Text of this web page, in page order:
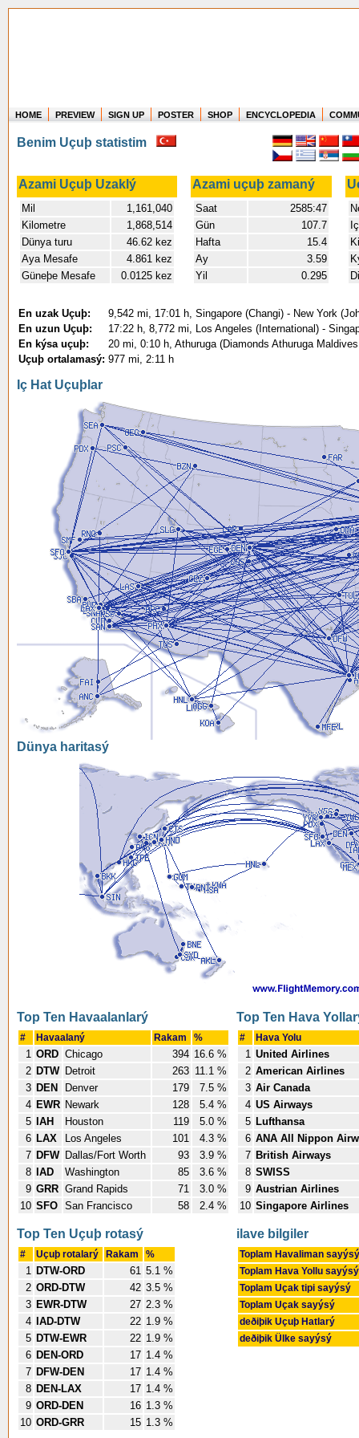
Where in the world have you flown?
How long have you been in the air?
Create your own FlightMemory and see!
HOME PREVIEW SIGN UP POSTER SHOP ENCYCLOPEDIA
Benim Uçuþ statistim
Azami Uçuþ Uzaklý Azami uçuþ zamaný
Mil
1,161,040
Kilometre
1,868,514
Dünya turu
46.62 kez
Aya Mesafe
4.861 kez
Güneþe Mesafe
0.0125 kez
Saat
2585:47
Gün
107.7
Hafta
15.4
Ay
3.59
Yil
0.295
En uzak Uçuþ:
9,542 mi, 17:01 h, Singapore (Changi) - New York
En uzun Uçuþ:
17:22 h, 8,772 mi, Los Angeles (International) -
En kýsa uçuþ:
20 mi, 0:10 h, Athuruga (Diamonds Athuruga
Uçuþ ortalamasý: 977 mi, 2:11 h
Iç Hat Uçuþlar
Dünya haritasý
Top Ten Havaalanlarý
# Havaalaný Rakam %
1 ORD Chicago 394 16.6 %
2 DTW Detroit 263 11.1 %
3 DEN Denver 179
7.5 %
4 EWR Newark 128
5.4 %
5
IAH Houston 119
5.0 %
6 LAX Los Angeles 101
4.3 %
7 DFW Dallas/Fort Worth 93
3.9 %
8
IAD Washington 85
3.6 %
9 GRR Grand Rapids 71
3.0 %
10 SFO San Francisco 58 2.4 %
Top Ten Hava
# Hava Yolu
1 United Airlines
2 American Airlines
3 Air Canada
4 US Airways
5 Lufthansa
6 ANA All Nippon
7 British Airways
8 SWISS
9 Austrian Airlines
10 Singapore Airlines
Top Ten Uçuþ rotasý
# Uçuþ rotalarý Rakam %
1 DTW-ORD 61 5.1 %
2 ORD-DTW 42 3.5 %
3 EWR-DTW 27 2.3 %
4
IAD-DTW 22 1.9 %
5 DTW-EWR 22 1.9 %
6 DEN-ORD 17 1.4 %
7 DFW-DEN 17 1.4 %
8 DEN-LAX 17 1.4 %
9 ORD-DEN 16 1.3 %
10 ORD-GRR 15 1.3 %
ilave bilgiler
Toplam Havaliman
Toplam Hava Yollu sayýsý
Toplam Uçak tipi sayýsý
Toplam Uçak sayýsý
deðiþik Uçuþ Hatlarý
deðiþik Ülke sayýsý